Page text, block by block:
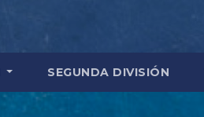
SEGUNDA DIVISIÓN